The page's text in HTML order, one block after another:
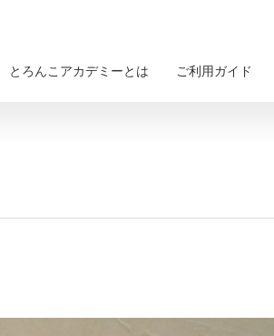
とろんこアカデミーとは ご利用ガイド